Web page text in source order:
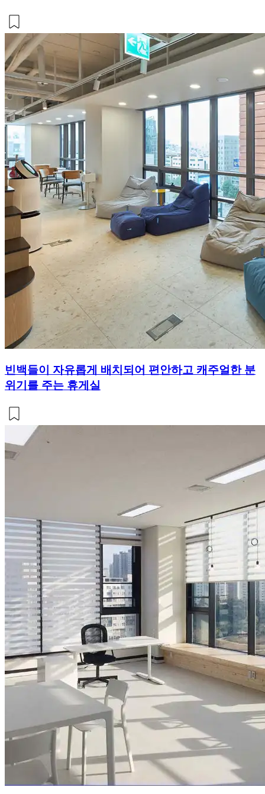
빈백들이 자유롭게 배치되어 편안하고 캐주얼한 분
위기를 주는 휴게실